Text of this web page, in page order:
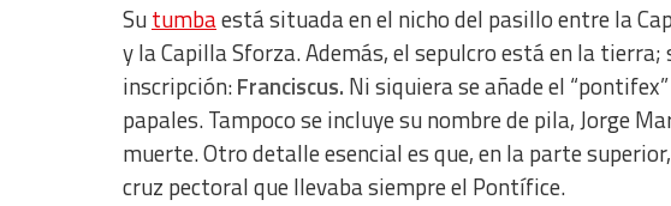
Sutumbaestá situada en el nicho del pasillo entre la
y la Capilla Sforza. Además, el sepulcro está en la
inscripción:Franciscus. Ni siquiera se añade el
papales. Tampoco se incluye su nombre de pila, Jorge
muerte. Otro detalle esencial es que, en la parte
cruz pectoral que llevaba siempre el Pontífice.